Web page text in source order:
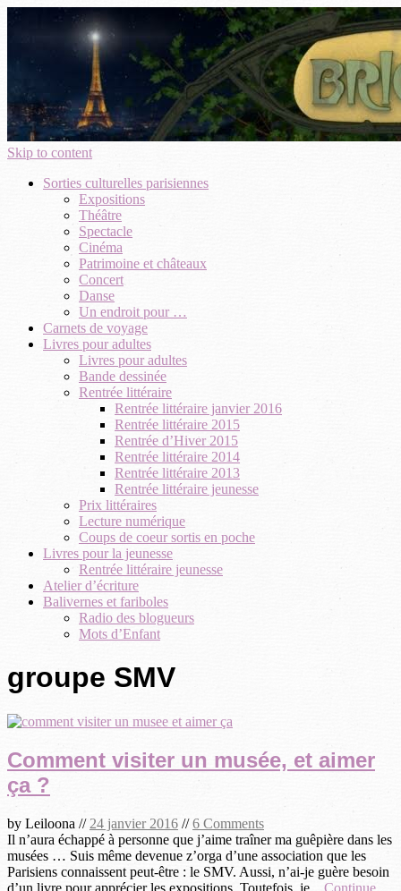
Skip to content
Sorties culturelles parisiennes
Expositions
Théâtre
Spectacle
Cinéma
Patrimoine et châteaux
Concert
Danse
Un endroit pour …
Carnets de voyage
Livres pour adultes
Livres pour adultes
Bande dessinée
Rentrée littéraire
Rentrée littéraire janvier 2016
Rentrée littéraire 2015
Rentrée d’Hiver 2015
Rentrée littéraire 2014
Rentrée littéraire 2013
Rentrée littéraire jeunesse
Prix littéraires
Lecture numérique
Coups de coeur sortis en poche
Livres pour la jeunesse
Rentrée littéraire jeunesse
Atelier d’écriture
Balivernes et fariboles
Radio des blogueurs
Mots d’Enfant
groupe SMV
Comment visiter un musée, et aimer
ça ?
by Leiloona // 24 janvier 2016 //6 Comments
Il n’aura échappé à personne que j’aime traîner ma guêpière dans les
musées … Suis même devenue z’orga d’une association que les
Parisiens connaissent peut-être : le SMV. Aussi, n’ai-je guère besoin
d’un livre pour apprécier les expositions. Toutefois, je... Continue